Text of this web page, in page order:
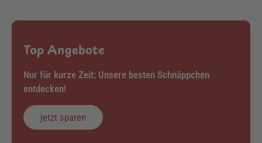
Top Angebote
Nur für kurze Zeit: Unsere besten Schnäppchen
entdecken!
jetzt sparen